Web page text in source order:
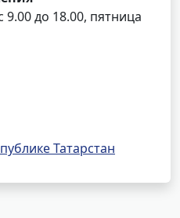
9.00 до 18.00, пятница
Татарстан